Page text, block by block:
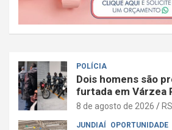
POLÍCIA
Dois homens são
furtada em Várzea
8 de agosto de 2026
JUNDIAÍ OPORTUNIDADE